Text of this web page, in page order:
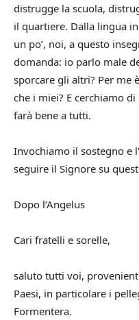
distrugge la scuola,
il quartiere. Dalla lingua
un po’, noi, a questo
domanda: io parlo male
sporcare gli altri? Per me
che i miei? E cerchiamo
farà bene a tutti.
Invochiamo il sostegno e
seguire il Signore su
Dopo l’Angelus
Cari fratelli e sorelle,
saluto tutti voi,
Paesi, in particolare i
Formentera.